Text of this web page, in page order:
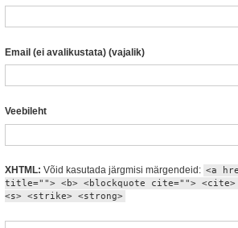
Email (ei avalikustata) (vajalik)
Veebileht
XHTML: Võid kasutada järgmisi märgendeid: <a
title=""> <b> <blockquote cite=""> <cite>
<s> <strike> <strong>